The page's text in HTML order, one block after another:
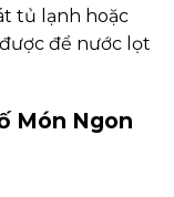
tủ lạnh hoặc
để nước lọt
Món Ngon